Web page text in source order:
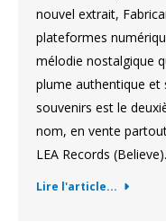
nouvel extrait,
plateformes
mélodie nostalgique
plume authentique et
souvenirs est le
nom, en vente
LEA Records
Lire l'article...